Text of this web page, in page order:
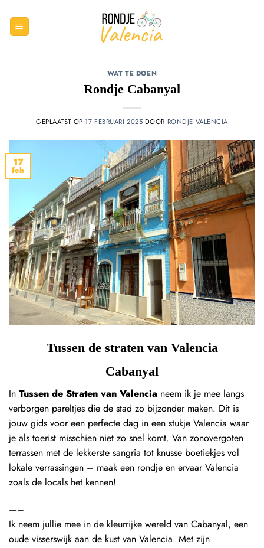
naar
inhoud
WAT TE DOEN
Rondje Cabanyal
GEPLAATST OP 17 FEBRUARI 2025 DOOR RONDJE VALENCIA
17
feb
Tussen de straten van Valencia
Cabanyal
In Tussen de Straten van Valencia neem ik je mee langs
verborgen pareltjes die de stad zo bijzonder maken. Dit is
jouw gids voor een perfecte dag in een stukje Valencia waar
je als toerist misschien niet zo snel komt. Van zonovergoten
terrassen met de lekkerste sangria tot knusse boetiekjes vol
lokale verrassingen – maak een rondje en ervaar Valencia
zoals de locals het kennen!
—–
Ik neem jullie mee in de kleurrijke wereld van Cabanyal, een
oude visserswijk aan de kust van Valencia. Met zijn